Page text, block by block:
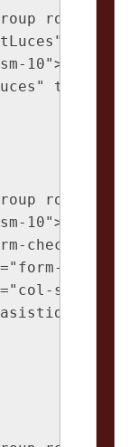
row">
10">
row">
10">
check">
check-
sm-2